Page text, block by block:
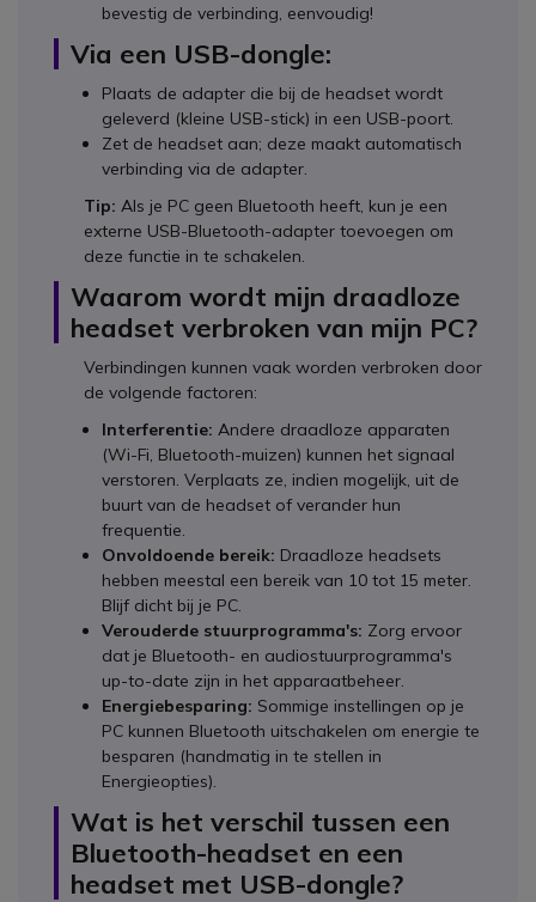
bevestig de verbinding, eenvoudig!
Via een USB-dongle:
Plaats de adapter die bij de headset wordt
geleverd (kleine USB-stick) in een USB-poort.
Zet de headset aan; deze maakt automatisch
verbinding via de adapter.
Tip: Als je PC geen Bluetooth heeft, kun je een
externe USB-Bluetooth-adapter toevoegen om
deze functie in te schakelen.
Waarom wordt mijn draadloze
headset verbroken van mijn PC?
Verbindingen kunnen vaak worden verbroken door
de volgende factoren:
Interferentie: Andere draadloze apparaten
(Wi-Fi, Bluetooth-muizen) kunnen het signaal
verstoren. Verplaats ze, indien mogelijk, uit de
buurt van de headset of verander hun
frequentie.
Onvoldoende bereik: Draadloze headsets
hebben meestal een bereik van 10 tot 15 meter.
Blijf dicht bij je PC.
Verouderde stuurprogramma's: Zorg ervoor
dat je Bluetooth- en audiostuurprogramma's
up-to-date zijn in het apparaatbeheer.
Energiebesparing: Sommige instellingen op je
PC kunnen Bluetooth uitschakelen om energie te
besparen (handmatig in te stellen in
Energieopties).
Wat is het verschil tussen een
Bluetooth-headset en een
headset met USB-dongle?